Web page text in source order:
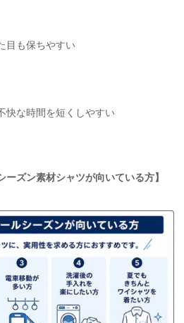
目も保ちやすい
快な時間を短くしやすい
ーズン素材シャツが向いている方】